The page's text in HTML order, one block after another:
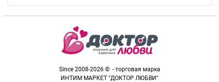
Since 2008-2026 © - торговая марка
ИНТИМ МАРКЕТ "ДОКТОР ЛЮБВИ"